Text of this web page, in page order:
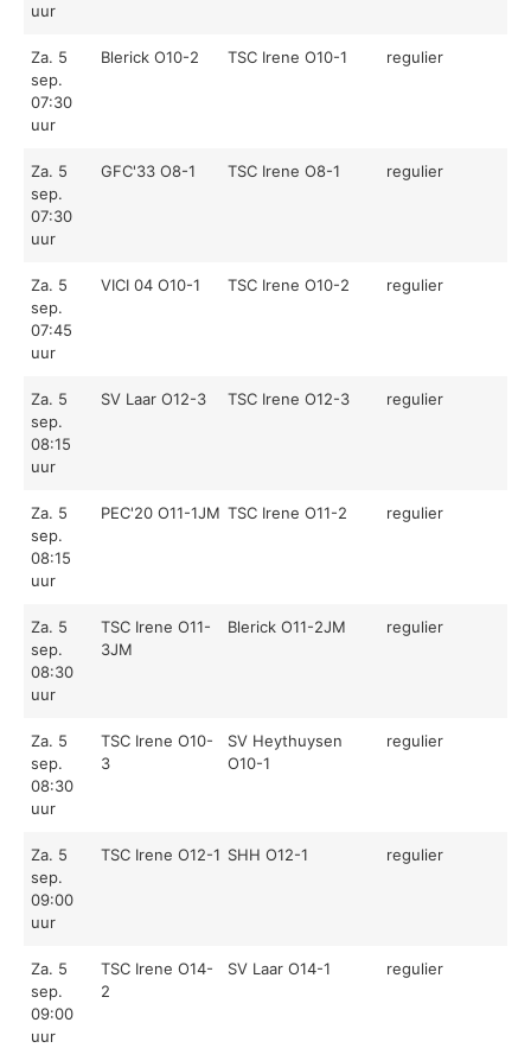
uur
Za. 5
sep.
07:30
uur
Blerick O10-2 TSC Irene O10-1 regulier
Za. 5
sep.
07:30
uur
GFC'33 O8-1 TSC Irene O8-1 regulier
Za. 5
sep.
07:45
uur
VICI 04 O10-1 TSC Irene O10-2 regulier
Za. 5
sep.
08:15
uur
SV Laar O12-3 TSC Irene O12-3 regulier
Za. 5
sep.
08:15
uur
PEC'20 O11-1JM TSC Irene O11-2 regulier
Za. 5
sep.
08:30
uur
TSC Irene O11-
3JM
Blerick O11-2JM regulier
Za. 5
sep.
08:30
uur
TSC Irene O10-
3
SV Heythuysen
O10-1
regulier
Za. 5
sep.
09:00
uur
TSC Irene O12-1 SHH O12-1 regulier
Za. 5
sep.
09:00
uur
TSC Irene O14-
2
SV Laar O14-1 regulier